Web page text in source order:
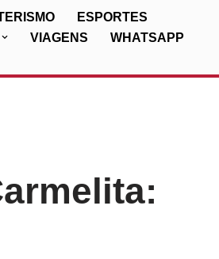
ESPORTES
VIAGENS
WHATSAPP